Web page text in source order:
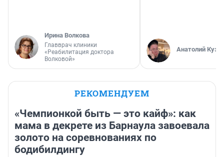
Ирина Волкова
Главврач клиники
«Реабилитация доктора
Волковой»
Анатолий
РЕКОМЕНДУЕМ
«Чемпионкой быть — это кайф»: как
мама в декрете из Барнаула завоевала
золото на соревнованиях по
бодибилдингу